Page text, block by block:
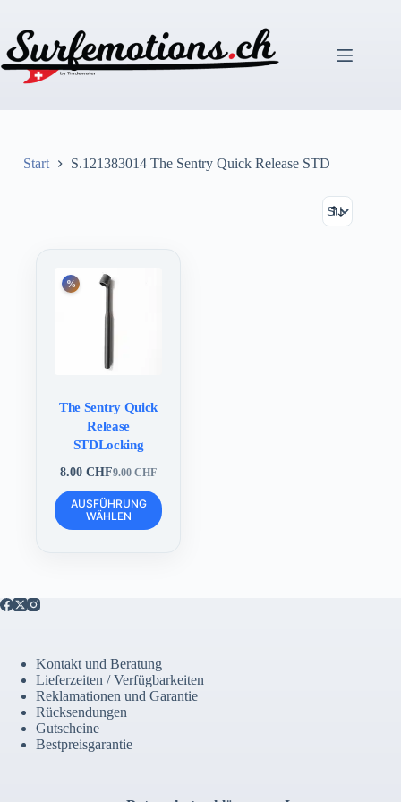
springen
Start S.121383014 The Sentry Quick Release STD
The Sentry Quick
Release
STDLocking
9.00CHF
Ursprünglicher
Preis
war:
9.00 CHF
8.00CHFAktueller
Preis
ist:
8.00 CHF.
AUSFÜHRUNG
WÄHLEN
Dieses
Produkt
weist
der
Produktseite
gewählt
werden
Kontakt und Beratung
Lieferzeiten / Verfügbarkeiten
Reklamationen und Garantie
Rücksendungen
Gutscheine
Bestpreisgarantie